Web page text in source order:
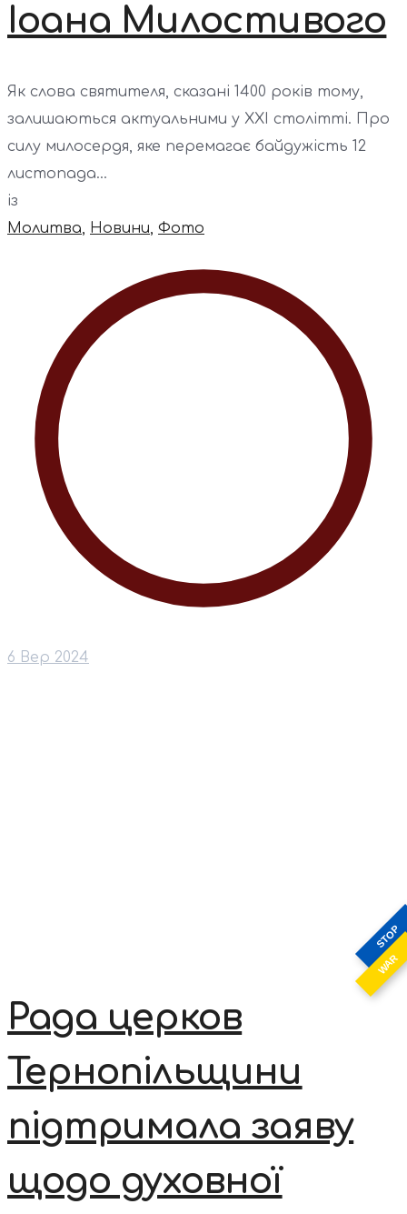
STOP
WAR
Іоана Милостивого
Як слова святителя, сказані 1400 років тому,
залишаються актуальними у XXI столітті. Про
силу милосердя, яке перемагає байдужість 12
листопада...
із
Молитва, Новини, Фото
6 Вер 2024
Рада церков
Тернопільщини
підтримала заяву
щодо духовної